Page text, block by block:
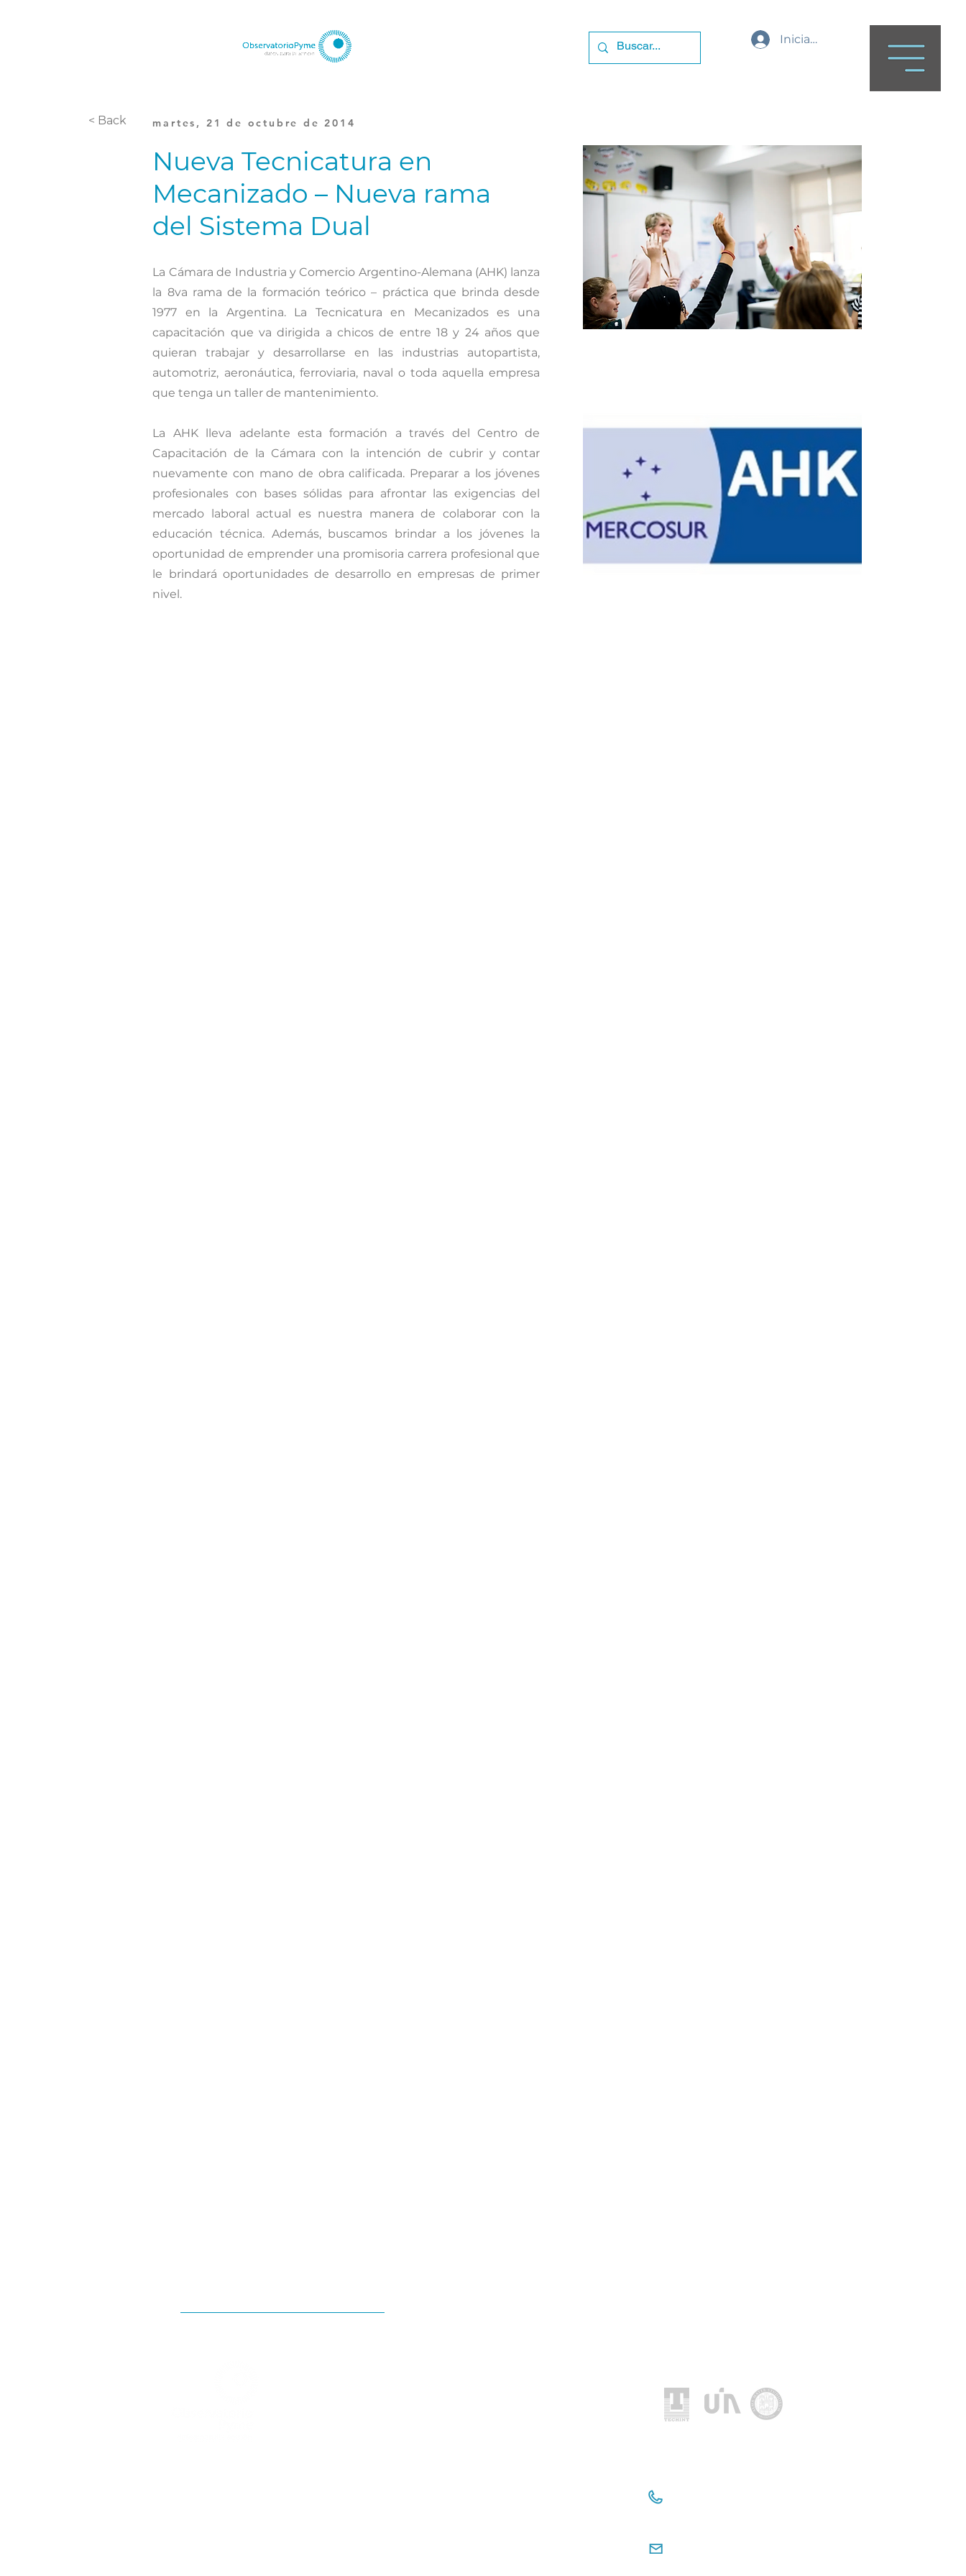
Iniciar sesión
< Back martes, 21 de octubre de 2014
Nueva Tecnicatura en
Mecanizado – Nueva rama
del Sistema Dual
La Cámara de Industria y Comercio Argentino-Alemana (AHK) lanza
la 8va rama de la formación teórico – práctica que brinda desde
1977 en la Argentina. La Tecnicatura en Mecanizados es una
capacitación que va dirigida a chicos de entre 18 y 24 años que
quieran trabajar y desarrollarse en las industrias autopartista,
automotriz, aeronáutica, ferroviaria, naval o toda aquella empresa
que tenga un taller de mantenimiento.
La AHK lleva adelante esta formación a través del Centro de
Capacitación de la Cámara con la intención de cubrir y contar
nuevamente con mano de obra calificada. Preparar a los jóvenes
profesionales con bases sólidas para afrontar las exigencias del
mercado laboral actual es nuestra manera de colaborar con la
educación técnica. Además, buscamos brindar a los jóvenes la
oportunidad de emprender una promisoria carrera profesional que
le brindará oportunidades de desarrollo en empresas de primer
nivel.